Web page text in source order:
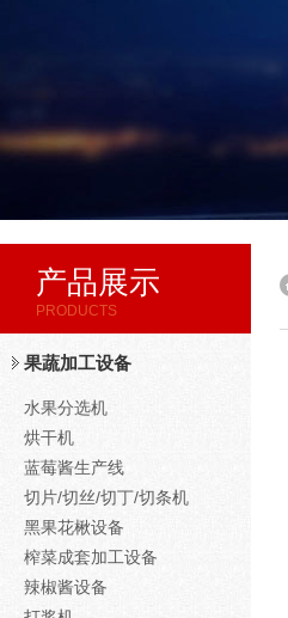
产品展示
PRODUCTS
果蔬加工设备
水果分选机
烘干机
蓝莓酱生产线
切片/切丝/切丁/切条机
黑果花楸设备
榨菜成套加工设备
辣椒酱设备